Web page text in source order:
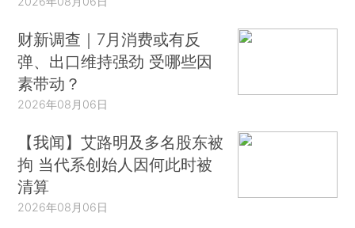
财新调查｜7月消费或有反
弹、出口维持强劲 受哪些因
素带动？
2026年08月06日
【我闻】艾路明及多名股东被
拘 当代系创始人因何此时被
清算
2026年08月06日